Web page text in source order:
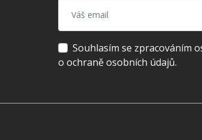
Souhlasím se zpracováním
o ochraně osobních údajů.